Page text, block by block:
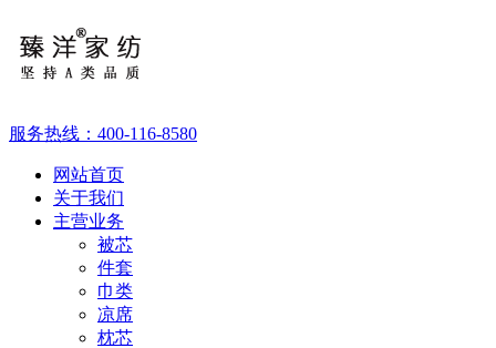
服务热线： 400-116-8580
网站首页
关于我们
主营业务
被芯
件套
巾类
凉席
枕芯